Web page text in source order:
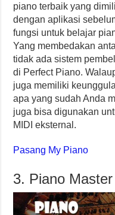
piano terbaik yang
dengan aplikasi
fungsi untuk belajar
Yang membedakan
tidak ada sistem
di Perfect Piano.
juga memiliki
apa yang sudah Anda
juga bisa digunakan
MIDI eksternal.
Pasang My Piano
3. Piano